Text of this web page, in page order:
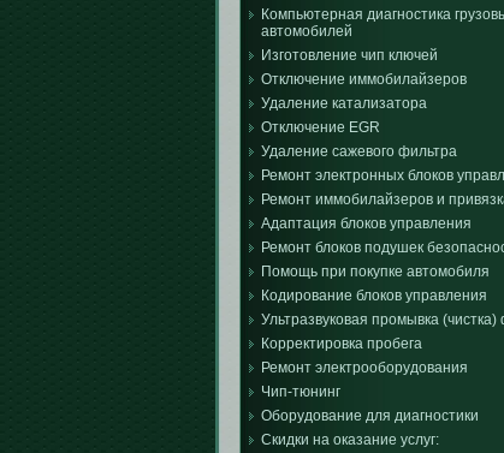
Компьютерная диагностика
автомобилей
Изготовление чип ключей
Отключение иммобилайзеров
Удаление катализатора
Отключение EGR
Удаление сажевого фильтра
Ремонт электронных блоков
Ремонт иммобилайзеров и
Адаптация блоков управления
Ремонт блоков подушек
Помощь при покупке автомобиля
Кодирование блоков управления
Ультразвуковая промывка (чистка)
Корректировка пробега
Ремонт электрооборудования
Чип-тюнинг
Оборудование для диагностики
Скидки на оказание услуг: